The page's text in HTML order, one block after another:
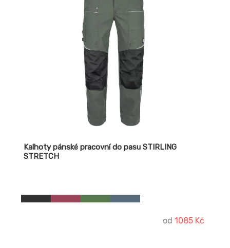
Kalhoty pánské pracovní do pasu STIRLING
STRETCH
od 1085 Kč